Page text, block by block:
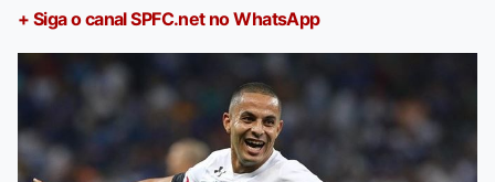
+ Siga o canal SPFC.net no WhatsApp